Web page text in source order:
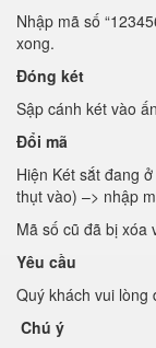
Nhập mã số
xong.
Đóng két
Sập cánh két vào
Đổi mã
Hiện Két sắt đang
thụt vào) –> nhập
Mã số cũ đã bị xóa
Yêu cầu
Quý khách vui lòng
Chú ý